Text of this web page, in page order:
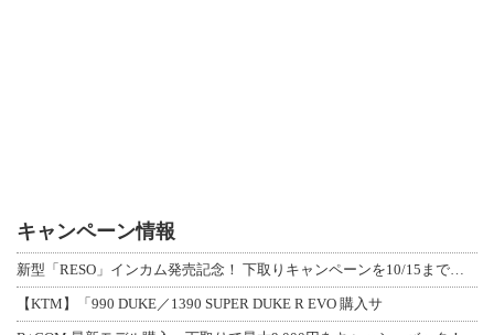
キャンペーン情報
【KTM】「990 DUKE／1390 SUPER DUKE R EVO 購入サ